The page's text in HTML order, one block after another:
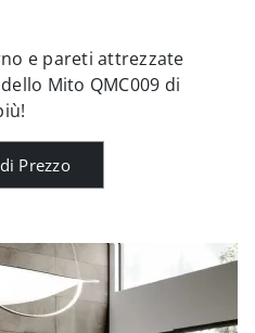
e pareti attrezzate
Mito QMC009 di
Prezzo